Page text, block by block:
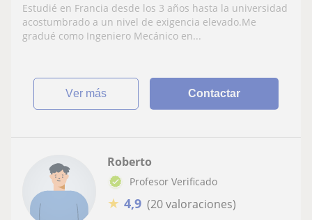
Estudié en Francia desde los 3 años hasta la universidad
acostumbrado a un nivel de exigencia elevado.Me
gradué como Ingeniero Mecánico en...
ver más Contactar
Roberto
Profesor Verificado
★ 4,9 (20 valoraciones)